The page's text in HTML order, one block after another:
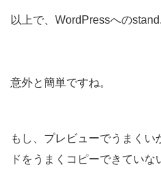
以上で、WordPressへの
意外と簡単ですね。
もし、プレビューでうまく
ドをうまくコピーできていな